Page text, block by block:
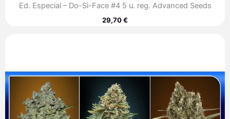
Ed. Especial – Do-Si-Face #4 5 u. reg. Advanced Seeds
29,70€